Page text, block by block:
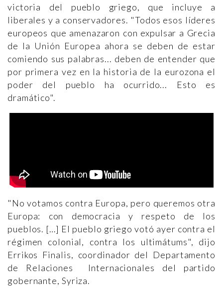
victoria del pueblo griego, que incluye a
liberales y a conservadores. "Todos esos líderes
europeos que amenazaron con expulsar a Grecia
de la Unión Europea ahora se deben de estar
comiendo sus palabras... deben de entender que
por primera vez en la historia de la eurozona el
poder del pueblo ha ocurrido... Esto es
dramático".
"No votamos contra Europa, pero queremos otra
Europa: con democracia y respeto de los
pueblos. […] El pueblo griego votó ayer contra el
régimen colonial, contra los ultimátums", dijo
Errikos Finalis, coordinador del Departamento
de Relaciones Internacionales del partido
gobernante, Syriza.